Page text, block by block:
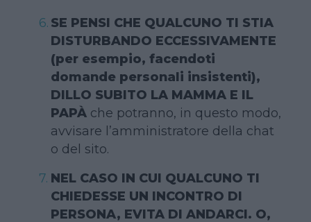
SE PENSI CHE QUALCUNO TI STIA
DISTURBANDO ECCESSIVAMENTE
(per esempio, facendoti
domande personali insistenti),
DILLO SUBITO LA MAMMA E IL
PAPÀche potranno, in questo modo,
avvisare l’amministratore della chat
o del sito.
NEL CASO IN CUI QUALCUNO TI
CHIEDESSE UN INCONTRO DI
PERSONA, EVITA DI ANDARCI. O,